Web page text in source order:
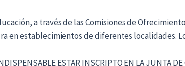
a través de las Comisiones de
en establecimientos de diferentes localidades.
ESTAR INSCRIPTO EN LA JUNTA